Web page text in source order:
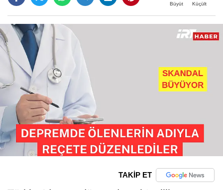
Büyüt Küçült
TAKİP ET